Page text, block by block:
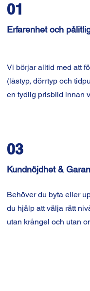
01
Erfarenhet och
Vi börjar alltid med att
(låstyp, dörrtyp och
en tydlig prisbild innan
03
Kundnöjdhet &
Behöver du byta eller
du hjälp att välja rätt
utan krångel och utan